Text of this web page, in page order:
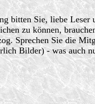
bitten Sie, liebe
zu können,
Sprechen Sie die
Bilder) - was auch